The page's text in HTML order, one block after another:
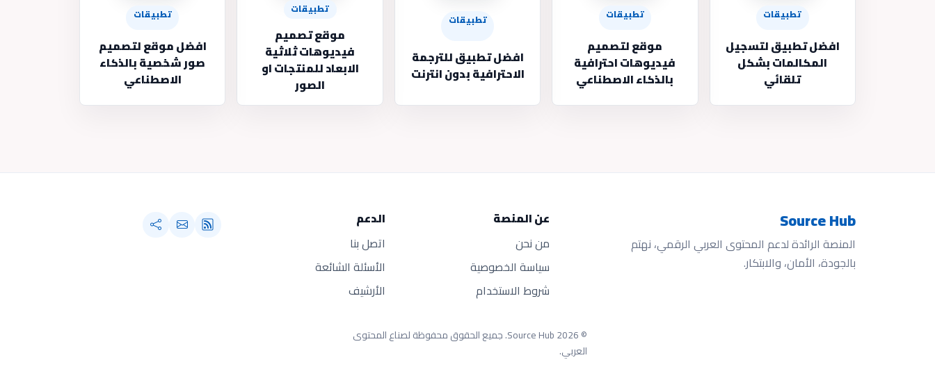
تطبيقات
افضل تطبيق لتسجيل
المكالمات بشكل
تلقائي
تطبيقات
موقع لتصميم
فيديوهات احترافية
بالذكاء الاصطناعي
تطبيقات
افضل تطبيق للترجمة
الاحترافية بدون انترنت
تطبيقات
موقع تصميم
فيديوهات ثلاثية
الابعاد للمنتجات او
الصور
تطبيقات
افضل موقع لتصميم
صور شخصية بالذكاء
الاصطناعي
Source Hub
المنصة الرائدة لدعم المحتوى العربي الرقمي، نهتم
بالجودة، الأمان، والابتكار.
عن المنصة
من نحن
سياسة الخصوصية
شروط الاستخدام
الدعم
اتصل بنا
الأسئلة الشائعة
الأرشيف
© 2026 Source Hub.
جميع الحقوق محفوظة لصناع المحتوى
العربي.